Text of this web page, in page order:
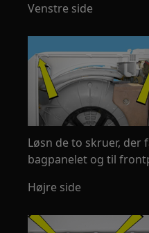
Venstre side
Løsn de to skruer,
bagpanelet og til
Højre side